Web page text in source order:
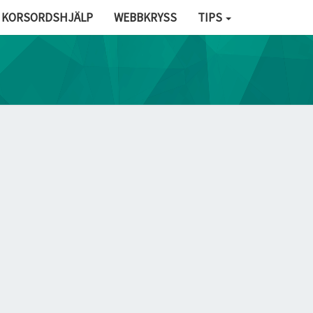
KORSORDSHJÄLP WEBBKRYSS TIPS